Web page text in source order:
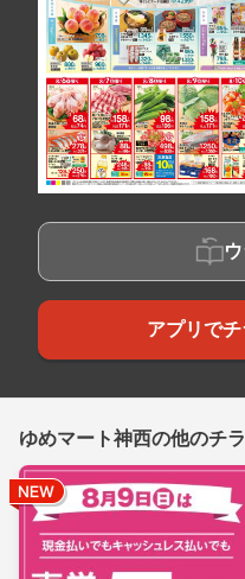
アプリで
ゆめマート神西の他のチ